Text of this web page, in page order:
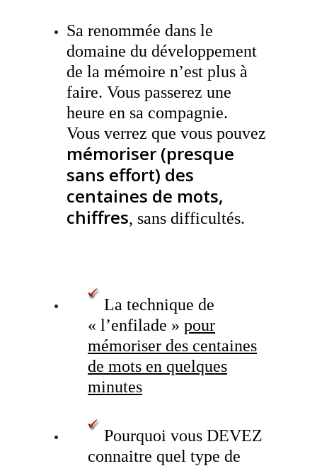
Sa renommée dans le
domaine du développement
de la mémoire n’est plus à
faire. Vous passerez une
heure en sa compagnie.
Vous verrez que vous pouvez
mémoriser (presque
sans effort) des
centaines de mots,
chiffres, sans difficultés.
La technique de
« l’enfilade »pour
mémoriser des centaines
de mots en quelques
minutes
Pourquoi vous DEVEZ
connaitre quel type de